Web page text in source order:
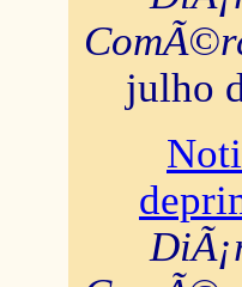
julho